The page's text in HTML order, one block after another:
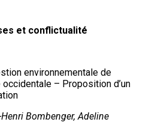
et conflictualité
environnementale de
– Proposition d’un
Bombenger, Adeline